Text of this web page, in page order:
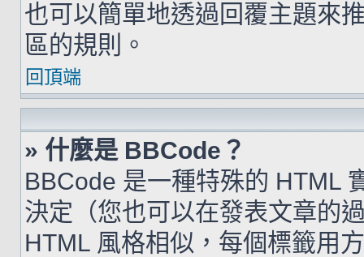
也可以簡單地透過回覆主題來
區的規則。
回頂端
» 什麼是 BBCode？
BBCode 是一種特殊的 HTML
決定（您也可以在發表文章的
HTML 風格相似，每個標籤用